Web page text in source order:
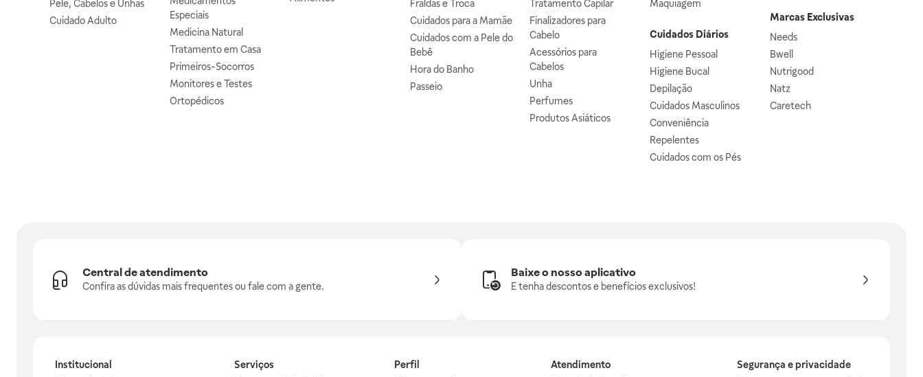
Pele, Cabelos e Unhas
Cuidado Adulto
Especiais
Medicina Natural
Tratamento em Casa
Primeiros-Socorros
Monitores e Testes
Ortopédicos
Fraldas e Troca
Cuidados para a Mamãe
Cuidados com a Pele do
Bebê
Hora do Banho
Passeio
Tratamento Capilar
Finalizadores para
Cabelo
Acessórios para
Cabelos
Unha
Perfumes
Produtos Asiáticos
Maquiagem
Cuidados Diários
Higiene Pessoal
Higiene Bucal
Depilação
Cuidados Masculinos
Conveniência
Repelentes
Cuidados com os Pés
Marcas Exclusivas
Needs
Bwell
Nutrigood
Natz
Caretech
Central de atendimento
Confira as dúvidas mais frequentes ou fale com a gente.
Baixe o nosso aplicativo
E tenha descontos e benefícios exclusivos!
Institucional
Serviços
Perfil
Atendimento
Segurança e privacidade